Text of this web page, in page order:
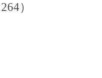
264）